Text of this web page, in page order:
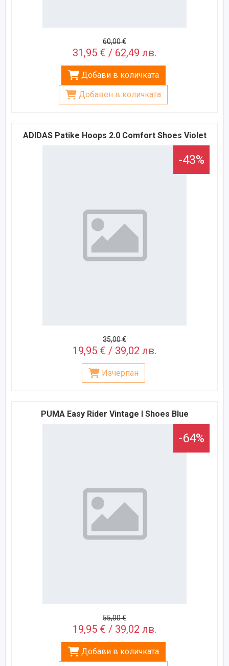
60,00 €
31,95 € / 62,49 лв.
Добави в количката
Добавен в количката
ADIDAS Patike Hoops 2.0 Comfort Shoes Violet
-43%
35,00 €
19,95 € / 39,02 лв.
Изчерпан
PUMA Easy Rider Vintage I Shoes Blue
-64%
55,00 €
19,95 € / 39,02 лв.
Добави в количката